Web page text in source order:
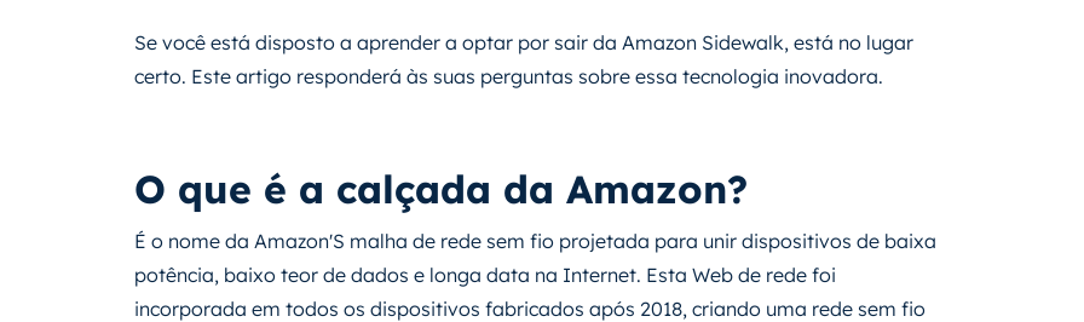
Se você está disposto a aprender a optar por sair da Amazon Sidewalk, está no lugar
certo. Este artigo responderá às suas perguntas sobre essa tecnologia inovadora.
O que é a calçada da Amazon?
É o nome da Amazon'S malha de rede sem fio projetada para unir dispositivos de baixa
potência, baixo teor de dados e longa data na Internet. Esta Web de rede foi
incorporada em todos os dispositivos fabricados após 2018, criando uma rede sem fio